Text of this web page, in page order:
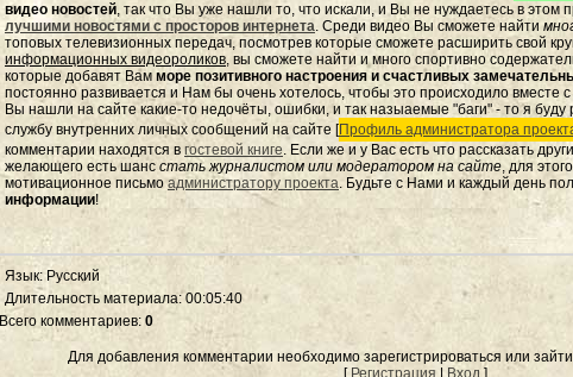
видео новостей, так что Вы уже нашли то, что искали, и Вы не нуждаетесь в этом
лучшими новостями с просторов интернета. Среди видео Вы сможете найти
топовых телевизионных передач, посмотрев которые сможете расширить свой
информационных видеороликов, вы сможете найти и много спортивно
которые добавят Вам море позитивного настроения и счастливых
постоянно развивается и Нам бы очень хотелось, чтобы это происходило вместе
Вы нашли на сайте какие-то недочёты, ошибки, и так назыаемые "баги" - то я буду
службу внутренних личных сообщений на сайте [Профиль администратора
комментарии находятся в гостевой книге. Если же и у Вас есть что рассказать
желающего есть шанс стать журналистом или модератором на сайте, для
мотивационное письмоадминистратору проекта. Будьте с Нами и каждый день
информации!
Язык: Русский
Длительность материала: 00:05:40
Всего комментариев: 0
Для добавления комментарии необходимо зарегистрироваться или
[ Регистрация Вход]